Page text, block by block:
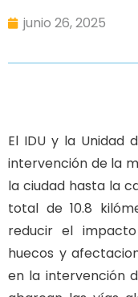
junio 26, 2025
El IDU y la Unidad
intervención de la
la ciudad hasta la
total de 10.8
reducir el
huecos y
en la intervención